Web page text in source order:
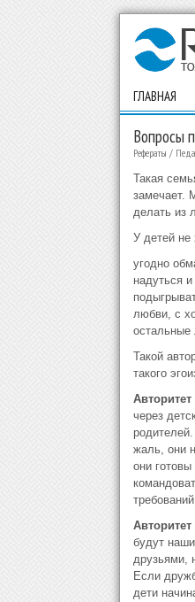
ГЛАВНАЯ
Вопросы
Рефераты /
Такая
замечает.
делать из
У детей не
угодно
надуться
любви, с
остальные
Такой
такого
через
жаль, они
они
будут
друзьями,
Если
дети